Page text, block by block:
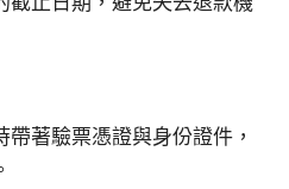
著驗票憑證與身份證件，